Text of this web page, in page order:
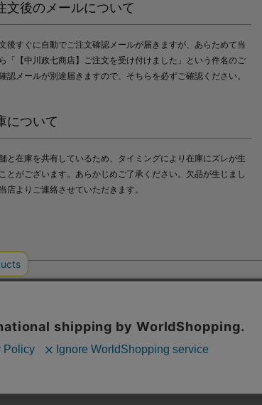
文後のメールについて
後すぐに自動でご注文確認メールが届きますが、あらためて当
「【中川政七商店】ご注文を受け付けました」という件名のご
認メールが別途届きますので、そちらを必ずご確認ください。
について
と在庫を共有しているため、タイミングにより在庫にズレが生
とがございます。あらかじめご了承ください。欠品が生じまし
店よりご連絡させていただきます。
上のためにクッキー（Cookie）を使用いたします。詳